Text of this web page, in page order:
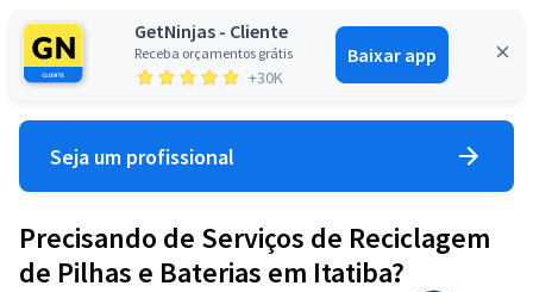
GetNinjas - Cliente
Receba orçamentos grátis
+30K
Baixar app
Entrar
Seja um profissional
Precisando de Serviços de Reciclagem
de Pilhas e Baterias em Itatiba?